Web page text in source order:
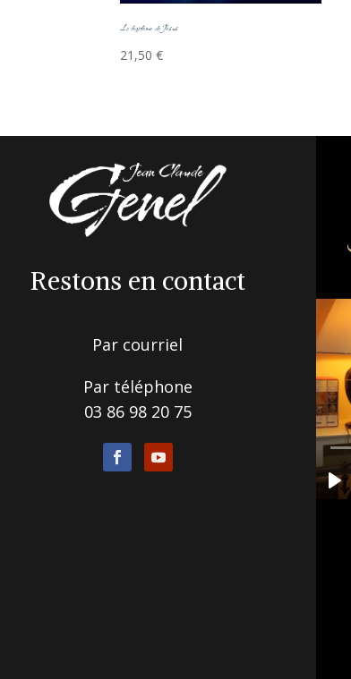
Le baptême de Jésus
21,50€
Restons en contact
Par courriel
Par téléphone
03 86 98 20 75